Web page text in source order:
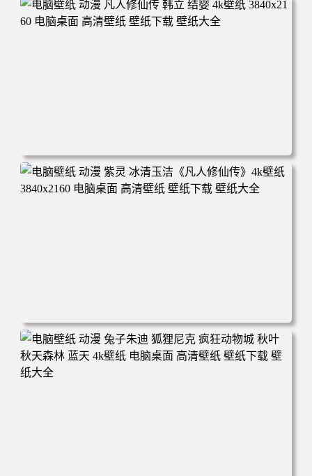
年回忆 荷塘荷叶 蜡笔小新 电脑桌面 高清壁纸 壁纸下载 壁
电脑壁纸 动漫 凡人修仙传 韩立 结婴 4k壁纸 3840x2160 电
脑桌面 高清壁纸 壁纸下载 壁纸大全
电脑壁纸 动漫 紫灵 冰清玉洁《凡人修仙传》4k壁纸 3840x2
160 电脑桌面 高清壁纸 壁纸下载 壁纸大全